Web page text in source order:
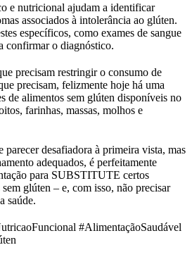
e nutricional ajudam a identificar
associados à intolerância ao glúten.
específicos, como exames de sangue
confirmar o diagnóstico.
precisam restringir o consumo de
precisam, felizmente hoje há uma
de alimentos sem glúten disponíveis no
farinhas, massas, molhos e
parecer desafiadora à primeira vista, mas
adequados, é perfeitamente
para SUBSTITUTE certos
glúten – e, com isso, não precisar
saúde.
#AlimentaçãoSaudável